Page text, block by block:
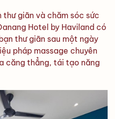
thư giãn và chăm sóc sức
Hotel by Haviland có
thư giãn sau một ngày
pháp massage chuyên
căng thẳng, tái tạo năng